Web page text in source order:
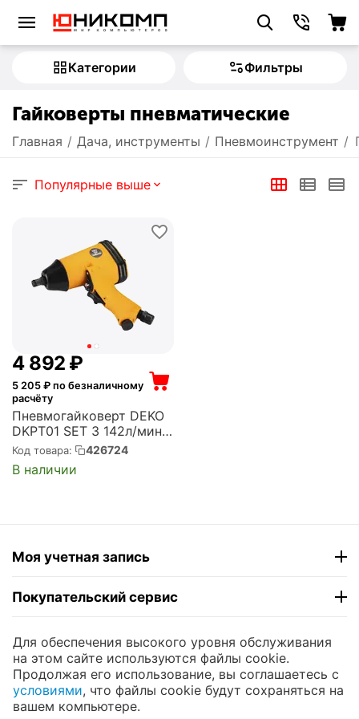
Категории Фильтры
Гайковерты пневматические
Главная / Дача, инструменты / Пневмоинструмент /
Популярные выше
4 892 ₽
5 205 ₽ по безналичному
расчёту
Пневмогайковерт DEKO
DKPT01 SET 3 142л/мин
красный/черный (018-
1101)
Код товара: 426724
В наличии
Моя учетная запись
Покупательский сервис
Контакты
© 2004 - 2026 ЮНИКОМП. На базе CS-Cartи
премиум темы —© AB: UniTheme2
Для обеспечения высокого уровня обслуживания
на этом сайте используются файлы cookie.
Продолжая его использование, вы соглашаетесь с
условиями, что файлы cookie будут сохраняться на
вашем компьютере.